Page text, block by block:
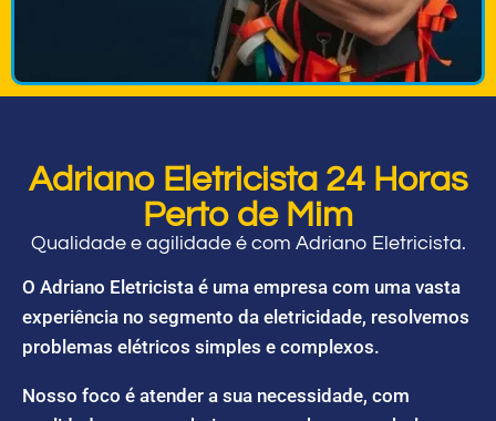
Adriano Eletricista 24 Horas
Perto de Mim
Qualidade e agilidade é com Adriano Eletricista.
O Adriano Eletricista é uma empresa com uma vasta
experiência no segmento da eletricidade, resolvemos
problemas elétricos simples e complexos.
Nosso foco é atender a sua necessidade, com